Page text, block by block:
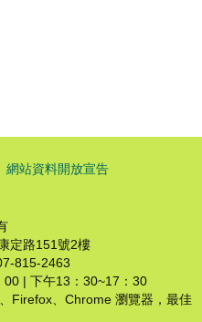
網站資料開放宣告
定路151號2樓
815-2463
00 | 下午13：30~17：30
Firefox、Chrome 瀏覽器，最佳